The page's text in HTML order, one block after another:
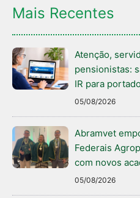
Mais Recentes
Atenção,
pensionistas:
IR para
05/08/2026
Abramvet
Federais
com novos
05/08/2026